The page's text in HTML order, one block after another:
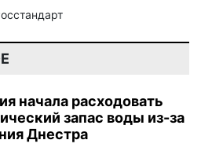
начала расходовать
запас воды из-за
Днестра